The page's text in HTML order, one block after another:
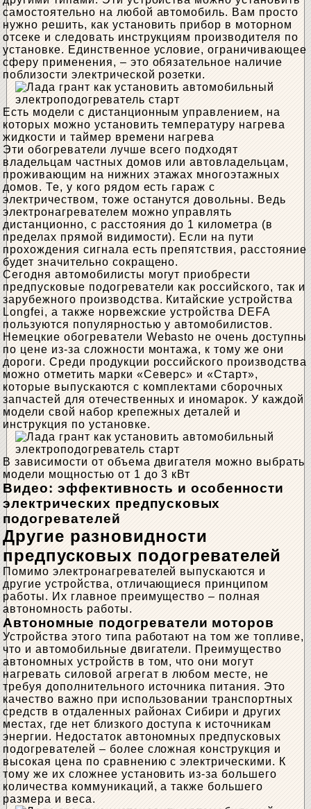
самостоятельно на любой автомобиль. Вам просто
нужно решить, как установить прибор в моторном
отсеке и следовать инструкциям производителя по
установке. Единственное условие, ограничивающее
сферу применения, – это обязательное наличие
поблизости электрической розетки.
Есть модели с дистанционным управлением, на
которых можно установить температуру нагрева
жидкости и таймер времени нагрева
Эти обогреватели лучше всего подходят
владельцам частных домов или автовладельцам,
проживающим на нижних этажах многоэтажных
домов. Те, у кого рядом есть гараж с
электричеством, тоже останутся довольны. Ведь
электронагревателем можно управлять
дистанционно, с расстояния до 1 километра (в
пределах прямой видимости). Если на пути
прохождения сигнала есть препятствия, расстояние
будет значительно сокращено.
Сегодня автомобилисты могут приобрести
предпусковые подогреватели как российского, так и
зарубежного производства. Китайские устройства
Longfei, а также норвежские устройства DEFA
пользуются популярностью у автомобилистов.
Немецкие обогреватели Webasto не очень доступны
по цене из-за сложности монтажа, к тому же они
дороги. Среди продукции российского производства
можно отметить марки «Северс» и «Старт»,
которые выпускаются с комплектами сборочных
запчастей для отечественных и иномарок. У каждой
модели свой набор крепежных деталей и
инструкция по установке.
В зависимости от объема двигателя можно выбрать
модели мощностью от 1 до 3 кВт
Видео: эффективность и особенности
электрических предпусковых
подогревателей
Другие разновидности
предпусковых подогревателей
Помимо электронагревателей выпускаются и
другие устройства, отличающиеся принципом
работы. Их главное преимущество – полная
автономность работы.
Автономные подогреватели моторов
Устройства этого типа работают на том же топливе,
что и автомобильные двигатели. Преимущество
автономных устройств в том, что они могут
нагревать силовой агрегат в любом месте, не
требуя дополнительного источника питания. Это
качество важно при использовании транспортных
средств в отдаленных районах Сибири и других
местах, где нет близкого доступа к источникам
энергии. Недостаток автономных предпусковых
подогревателей – более сложная конструкция и
высокая цена по сравнению с электрическими. К
тому же их сложнее установить из-за большего
количества коммуникаций, а также большего
размера и веса.